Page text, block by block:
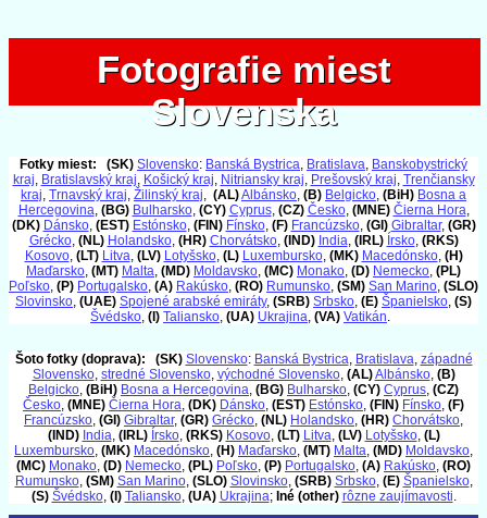
Fotografie miest
Slovenska
Fotografie miest
Slovenska
Fotky miest: (SK) Slovensko: Banská Bystrica, Bratislava, Banskobystrický
kraj, Bratislavský kraj, Košický kraj, Nitriansky kraj, Prešovský kraj, Trenčiansky
kraj, Trnavský kraj, Žilinský kraj, (AL)Albánsko, (B) Belgicko, (BiH) Bosna a
Hercegovina, (BG) Bulharsko, (CY) Cyprus, (CZ) Česko, (MNE) Čierna Hora,
(DK) Dánsko, (EST) Estónsko, (FIN) Fínsko, (F) Francúzsko, (GI) Gibraltar, (GR)
Grécko, (NL) Holandsko, (HR) Chorvátsko, (IND) India, (IRL) Írsko, (RKS)
Kosovo, (LT) Litva, (LV) Lotyšsko, (L) Luxembursko, (MK) Macedónsko, (H)
Maďarsko, (MT) Malta, (MD) Moldavsko, (MC) Monako, (D) Nemecko, (PL)
Poľsko, (P) Portugalsko, (A) Rakúsko, (RO) Rumunsko, (SM) San Marino, (SLO)
Slovinsko, (UAE) Spojené arabské emiráty, (SRB) Srbsko, (E) Španielsko, (S)
Švédsko, (I) Taliansko, (UA) Ukrajina, (VA) Vatikán.
Šoto fotky (doprava): (SK) Slovensko: Banská Bystrica, Bratislava, západné
Slovensko, stredné Slovensko, východné Slovensko, (AL)Albánsko, (B)
Belgicko, (BiH) Bosna a Hercegovina, (BG) Bulharsko, (CY) Cyprus, (CZ)
Česko, (MNE) Čierna Hora, (DK) Dánsko, (EST) Estónsko, (FIN) Fínsko, (F)
Francúzsko, (GI) Gibraltar, (GR) Grécko, (NL) Holandsko, (HR) Chorvátsko,
(IND) India, (IRL) Írsko, (RKS) Kosovo, (LT) Litva, (LV) Lotyšsko, (L)
Luxembursko, (MK) Macedónsko, (H) Maďarsko, (MT) Malta, (MD) Moldavsko,
(MC) Monako, (D) Nemecko, (PL) Poľsko, (P) Portugalsko, (A) Rakúsko, (RO)
Rumunsko, (SM) San Marino, (SLO) Slovinsko, (SRB) Srbsko, (E) Španielsko,
(S) Švédsko, (I) Taliansko, (UA) Ukrajina; Iné (other) rôzne zaujímavosti.